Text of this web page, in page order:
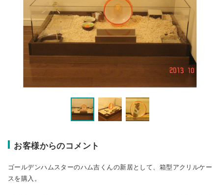
お客様からのコメント
ゴールデンハムスターのハム吉くんの新居として、箱型アクリルケー
スを購入。